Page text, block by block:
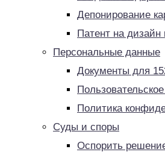
Депонирование
Патент на дизайн
Персональные данные
Документы для
Политика
Суды и споры
Оспорить